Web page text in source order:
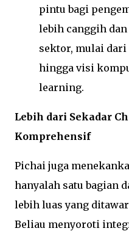
pintu bagi
lebih canggih
sektor, mulai dari
hingga visi
learning.
Lebih dari Sekadar
Komprehensif
Pichai juga
hanyalah satu bagian
lebih luas yang
Beliau menyoroti